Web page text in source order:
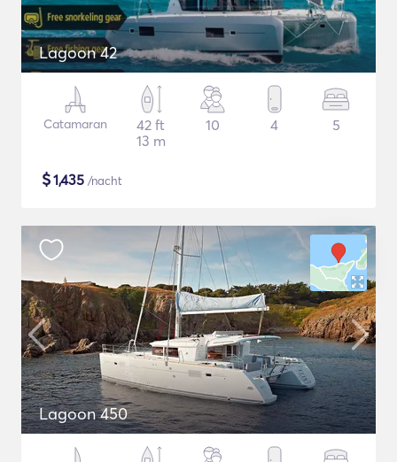
Lagoon 42
Catamaran
42 ft
13 m
10 4 5
$1,435 /nacht
Lagoon 450